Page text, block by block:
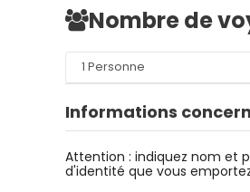
Nombre de
Informations
Attention : indiquez nom et
d'identité que vous